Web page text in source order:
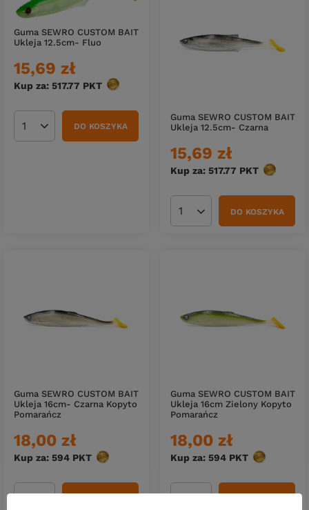
Guma SEWRO CUSTOM BAIT
Ukleja 12.5cm- Fluo
15,69 zł
Kup za: 517.77 PKT punktów
Ilość produktówDO KOSZYKA
Guma SEWRO CUSTOM BAIT
Ukleja 12.5cm- Czarna
15,69 zł
Kup za: 517.77 PKT punktów
Ilość produktówDO KOSZYKA
Guma SEWRO CUSTOM BAIT
Ukleja 16cm- Czarna Kopyto
Pomarańcz
18,00 zł
Kup za: 594 PKT punktów
Guma SEWRO CUSTOM BAIT
Ukleja 16cm Zielony Kopyto
Pomarańcz
18,00 zł
Kup za: 594 PKT punktów